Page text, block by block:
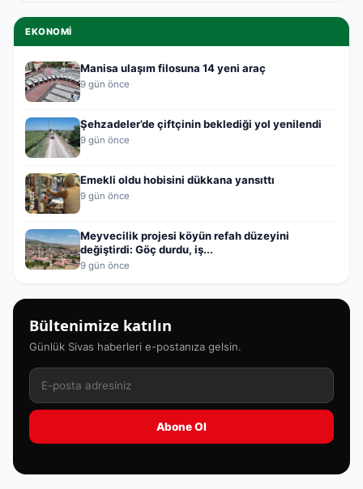
EKONOMI
Manisa ulaşım filosuna 14 yeni araç
9 gün önce
Şehzadeler’de çiftçinin beklediği yol yenilendi
9 gün önce
Emekli oldu hobisini dükkana yansıttı
9 gün önce
Meyvecilik projesi köyün refah düzeyini
değiştirdi: Göç durdu, iş...
9 gün önce
Bültenimize katılın
Günlük Sivas haberleri e-postanıza gelsin.
Abone Ol